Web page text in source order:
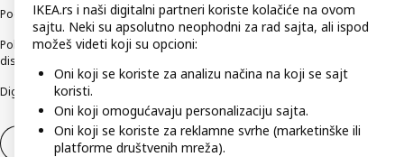
Podaci o kompaniji IKEA Srbija
Politika etičnog otkrivanja bezbednosnih nedostataka (responsible
disclosure)
Digitalna pristupačnost
Povlačenje iz ugovora Odustani od ugovora (usluge)
IKEA.rs i naši digitalni partneri koriste kolačiće na ovom
sajtu. Neki su apsolutno neophodni za rad sajta, ali ispod
možeš videti koji su opcioni:
Oni koji se koriste za analizu načina na koji se sajt
koristi.
Oni koji omogućavaju personalizaciju sajta.
Oni koji se koriste za reklamne svrhe (marketinške ili
platforme društvenih mreža).